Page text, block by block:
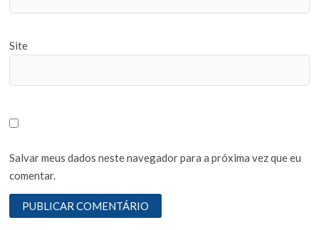
Site
Salvar meus dados neste navegador para a próxima vez que eu
comentar.